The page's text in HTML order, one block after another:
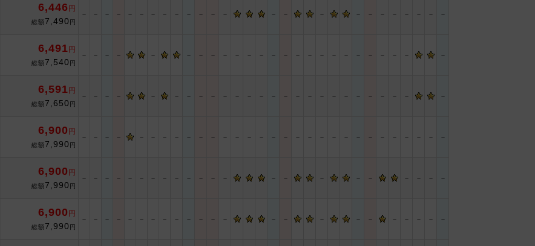
6,446 円
総額 7,490 円
－ － － － － － － － － － － － － － － － － － － － － － － －
6,491 円
総額 7,540 円
－ － － － － － － － － － － － － － － － － － － － － － － － －
6,591 円
総額 7,650 円
－ － － － － － － － － － － － － － － － － － － － － － － － － －
6,900 円
総額 7,990 円
－ － － － － － － － － － － － － － － － － － － － － － － － － － － － － －
6,900 円
総額 7,990 円
－ － － － － － － － － － － － － － － － － － － － － －
6,900 円
総額 7,990 円
－ － － － － － － － － － － － － － － － － － － － － － －